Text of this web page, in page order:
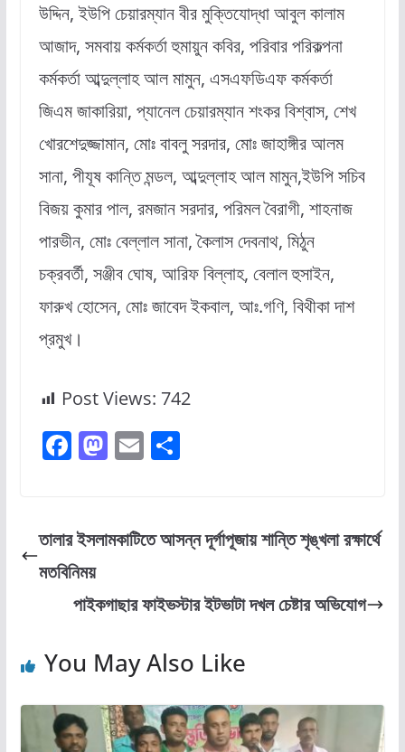
উদ্দিন, ইউপি চেয়ারম্যান বীর মুক্তিযোদ্ধা আবুল কালাম
আজাদ, সমবায় কর্মকর্তা হুমায়ুন কবির, পরিবার পরিকল্পনা
কর্মকর্তা আব্দুল্লাহ আল মামুন, এসএফডিএফ কর্মকর্তা
জিএম জাকারিয়া, প্যানেল চেয়ারম্যান শংকর বিশ্বাস, শেখ
খোরশেদুজ্জামান, মোঃ বাবলু সরদার, মোঃ জাহাঙ্গীর আলম
সানা, পীযূষ কান্তি মন্ডল, আব্দুল্লাহ আল মামুন,ইউপি সচিব
বিজয় কুমার পাল, রমজান সরদার, পরিমল বৈরাগী, শাহনাজ
পারভীন, মোঃ বেল্লাল সানা, কৈলাস দেবনাথ, মিঠুন
চক্রবর্তী, সঞ্জীব ঘোষ, আরিফ বিল্লাহ, বেলাল হুসাইন,
ফারুখ হোসেন, মোঃ জাবেদ ইকবাল, আঃ.গণি, বিথীকা দাশ
প্রমুখ।
Post Views: 742
F
e
b
o
o
M
o
o
n
E
l
S
e
তালার ইসলামকাটিতে আসন্ন দূর্গাপূজায় শান্তি শৃঙ্খলা রক্ষার্থে
মতবিনিময়
পাইকগাছার ফাইভস্টার ইটভাটা দখল চেষ্টার অভিযোগ
You May Also Like